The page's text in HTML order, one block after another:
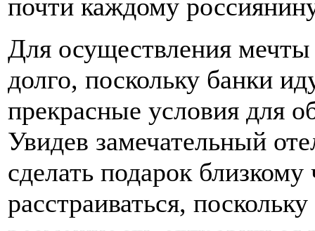
почти каждому
Для осуществления
долго, поскольку банки
прекрасные условия для
Увидев замечательный
сделать подарок близкому
расстраиваться,